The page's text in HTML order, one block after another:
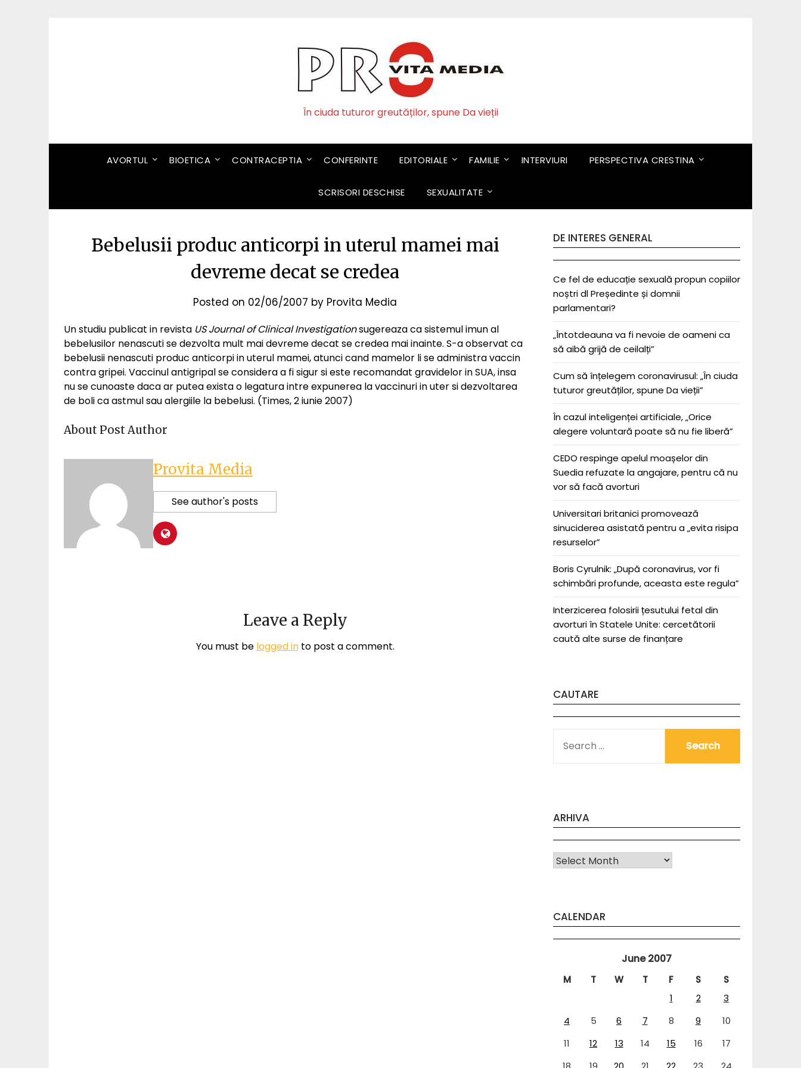
În ciuda tuturor greutăților, spune Da vieții
AVORTUL BIOETICA CONTRACEPTIA CONFERINTE EDITORIALE FAMILIE INTERVIURI PERSPECTIVA CRESTINA
SCRISORI DESCHISE SEXUALITATE
Bebelusii produc anticorpi in uterul mamei mai
devreme decat se credea
Posted on 02/06/2007 by Provita Media
Un studiu publicat in revista US Journal of Clinical Investigationsugereaza ca sistemul imun al
bebelusilor nenascuti se dezvolta mult mai devreme decat se credea mai inainte. S-a observat ca
bebelusii nenascuti produc anticorpi in uterul mamei, atunci cand mamelor li se administra vaccin
contra gripei. Vaccinul antigripal se considera a fi sigur si este recomandat gravidelor in SUA, insa
nu se cunoaste daca ar putea exista o legatura intre expunerea la vaccinuri in uter si dezvoltarea
de boli ca astmul sau alergiile la bebelusi. (Times, 2 iunie 2007)
About Post Author
Provita Media
See author's posts
Leave a Reply
You must be logged into post a comment.
DE INTERES GENERAL
Ce fel de educație sexuală propun copiilor
noștri dl Președinte și domnii
parlamentari?
„Întotdeauna va fi nevoie de oameni ca
să aibă grijă de ceilalți”
Cum să înțelegem coronavirusul: „În ciuda
tuturor greutăților, spune Da vieții”
În cazul inteligenței artificiale, „Orice
alegere voluntară poate să nu fie liberă”
CEDO respinge apelul moașelor din
Suedia refuzate la angajare, pentru că nu
vor să facă avorturi
Universitari britanici promovează
sinuciderea asistată pentru a „evita risipa
resurselor”
Boris Cyrulnik: „După coronavirus, vor fi
schimbări profunde, aceasta este regula”
Interzicerea folosirii țesutului fetal din
avorturi în Statele Unite: cercetătorii
caută alte surse de finanțare
CAUTARE
FOR:
ARHIVA
Arhiva
CALENDAR
June 2007
M T W T F S
S
1
2
3
4
5 6 7 8 9
10
11
12 13 14 15 16
17